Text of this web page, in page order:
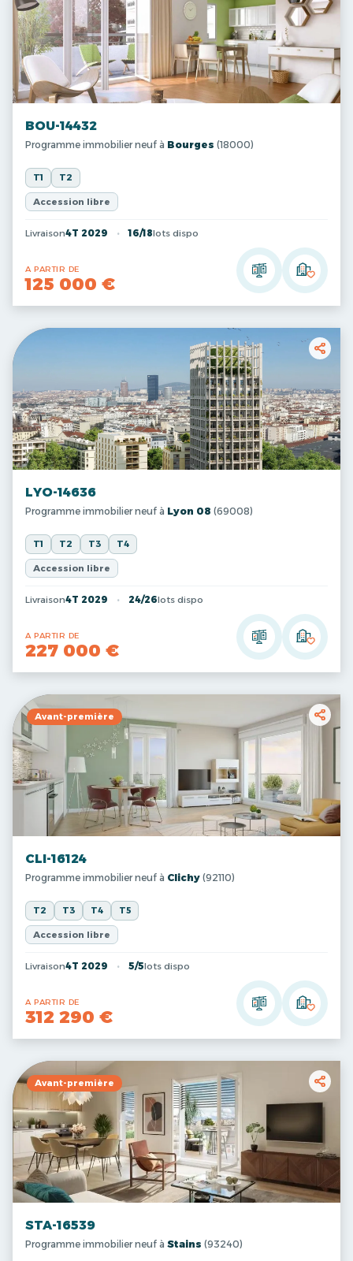
BOU-14432
Programme immobilier neuf à Bourges (18000)
T1 T2
Accession libre
Livraison4T 2029 16/18lots dispo
A PARTIR DE
125 000 €
LYO-14636
Programme immobilier neuf à Lyon 08 (69008)
T1 T2 T3 T4
Accession libre
Livraison4T 2029 24/26lots dispo
A PARTIR DE
227 000 €
Avant-première
CLI-16124
Programme immobilier neuf à Clichy (92110)
T2 T3 T4 T5
Accession libre
Livraison4T 2029 5/5lots dispo
A PARTIR DE
312 290 €
Avant-première
STA-16539
Programme immobilier neuf à Stains (93240)